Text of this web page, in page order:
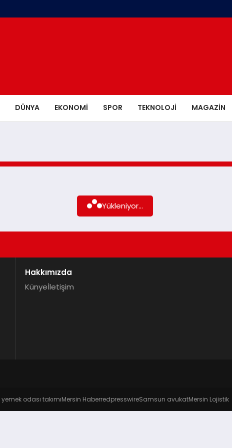
DÜNYA EKONOMI SPOR TEKNOLOJI MAGAZIN
Yükleniyor...
Hakkımızda
Künyeİletişim
yemek odası takımıMersin HaberredpresswireSamsun avukatMersin Lojistik